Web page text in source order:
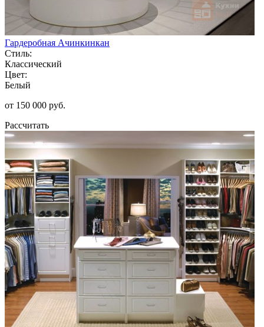
Гардеробная Ачинкинкан
Стиль:
Классический
Цвет:
Белый
от 150 000 руб.
Рассчитать